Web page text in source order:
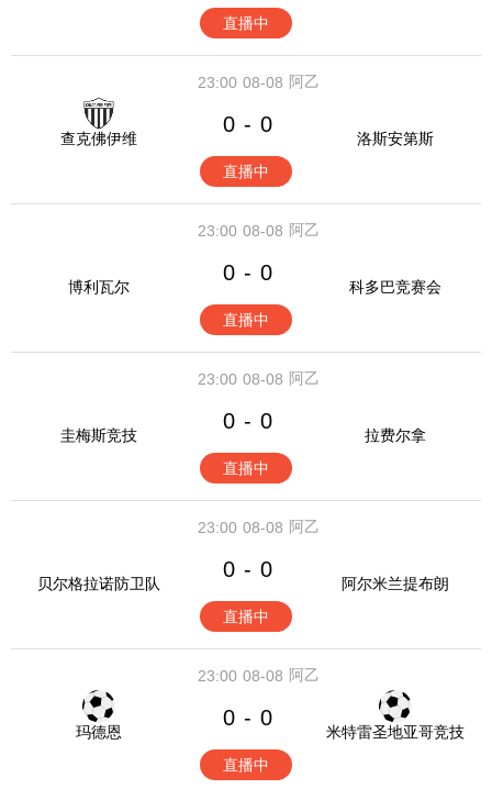
直播中
08-08
23:00 阿乙
查克佛伊维
0 - 0
洛斯安第斯
直播中
08-08
23:00 阿乙
博利瓦尔
0 - 0
科多巴竞赛会
直播中
08-08
23:00 阿乙
圭梅斯竞技
0 - 0
拉费尔拿
直播中
08-08
23:00 阿乙
贝尔格拉诺防卫队
0 - 0
阿尔米兰提布朗
直播中
08-08
23:00 阿乙
玛德恩
0 - 0
米特雷圣地亚哥竞技
直播中